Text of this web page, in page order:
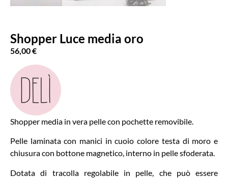
Shopper Luce media oro
56,00€
Shopper media in vera pelle con pochette removibile.
Pelle laminata con manici in cuoio colore testa di moro e
chiusura con bottone magnetico, interno in pelle sfoderata.
Dotata di tracolla regolabile in pelle, che può essere